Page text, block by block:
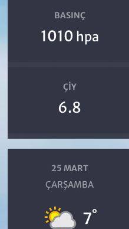
BASINÇ
1010 hpa
ÇIY
6.8
25 MART
ÇARŞAMBA
7°